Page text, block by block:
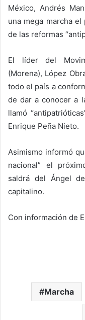
México, Andrés
una mega marcha
de las reformas
El líder del
(Morena), López
todo el país a
de dar a conocer a
llamó
Enrique Peña Nieto.
Asimismo informó
nacional” el
saldrá del Ángel
capitalino.
Con información de
Marcha